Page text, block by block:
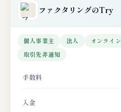
ファクタリングのTry
個人事業主 法人 オンライン
取引先非通知
手数料
入金